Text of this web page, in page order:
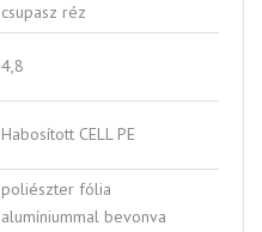
csupasz réz
4,8
Habosított CELL PE
poliészter fólia
alumíniummal bevonva